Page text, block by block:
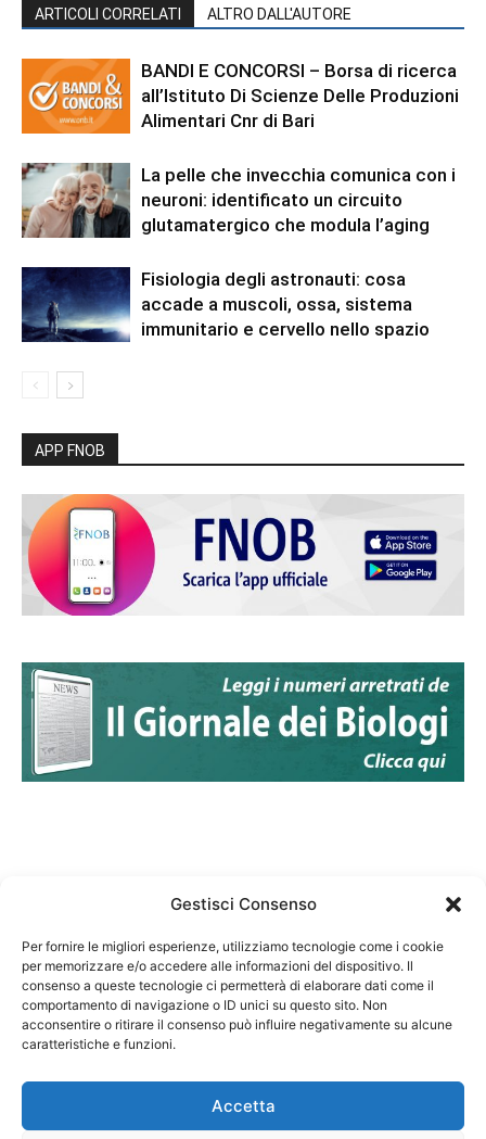
Gestisci Consenso
Per fornire le migliori esperienze, utilizziamo tecnologie come i cookie
per memorizzare e/o accedere alle informazioni del dispositivo. Il
consenso a queste tecnologie ci permetterà di elaborare dati come il
comportamento di navigazione o ID unici su questo sito. Non
acconsentire o ritirare il consenso può influire negativamente su alcune
caratteristiche e funzioni.
Accetta
ARTICOLI CORRELATI ALTRO DALL'AUTORE
BANDI E CONCORSI – Borsa di ricerca
all’Istituto Di Scienze Delle Produzioni
Alimentari Cnr di Bari
La pelle che invecchia comunica con i
neuroni: identificato un circuito
glutamatergico che modula l’aging
Fisiologia degli astronauti: cosa
accade a muscoli, ossa, sistema
immunitario e cervello nello spazio
APP FNOB
Federazione Nazionale Degli Ordini dei Biologi:
codice fiscale 80069130583
Responsabile sito internet www.fnob.it: